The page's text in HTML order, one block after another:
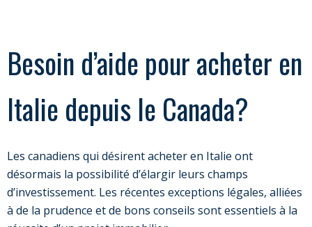
Besoin d’aide pour acheter en
Italie depuis le Canada?
Les canadiens qui désirent acheter en Italie ont
désormais la possibilité d’élargir leurs champs
d’investissement. Les récentes exceptions légales, alliées
à de la prudence et de bons conseils sont essentiels à la